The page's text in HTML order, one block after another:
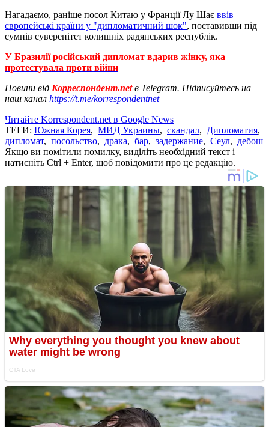
Нагадаємо, раніше посол Китаю у Франції Лу Шає ввів
європейські країни у "дипломатичний шок", поставивши під
сумнів суверенітет колишніх радянських республік.
У Бразилії російський дипломат вдарив жінку, яка
протестувала проти війни
Новини від Корреспондент.netв Telegram. Підписуйтесь на
наш канал https://t.me/korrespondentnet
Читайте Korrespondent.net в Google News
ТЕГИ: Южная Корея, МИД Украины, скандал, Дипломатия,
дипломат, посольство, драка, бар, задержание, Сеул, дебош
Якщо ви помітили помилку, виділіть необхідний текст і
натисніть Ctrl + Enter, щоб повідомити про це редакцію.